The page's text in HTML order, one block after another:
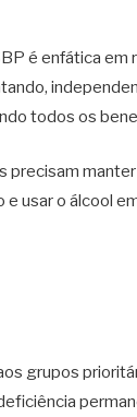
é enfática
todos os
precisam
e usar o álcool
grupos